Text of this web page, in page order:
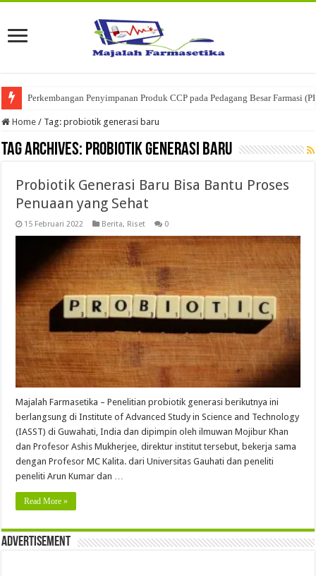
Perkembangan Penyimpanan Produk CCP pada Pedagang Besar Farmasi
Home / Tag:probiotik generasi baru
Tag Archives: probiotik generasi baru
Probiotik Generasi Baru Bisa Bantu Proses
Penuaan yang Sehat
15 Februari 2022 Berita, Riset 0
Majalah Farmasetika – Penelitian probiotik generasi berikutnya ini
berlangsung di Institute of Advanced Study in Science and Technology
(IASST) di Guwahati, India dan dipimpin oleh ilmuwan Mojibur Khan
dan Profesor Ashis Mukherjee, direktur institut tersebut, bekerja sama
dengan Profesor MC Kalita. dari Universitas Gauhati dan peneliti
peneliti Arun Kumar dan …
Read More »
Advertisement